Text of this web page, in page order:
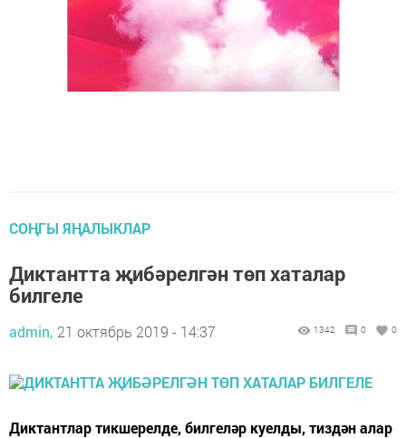
СОҢГЫ ЯҢАЛЫКЛАР
Диктантта җибәрелгән төп хаталар
билгеле
admin, 21 октябрь 2019 - 14:37 1342 0 0
Диктантлар тикшерелде, билгеләр куелды, тиздән алар